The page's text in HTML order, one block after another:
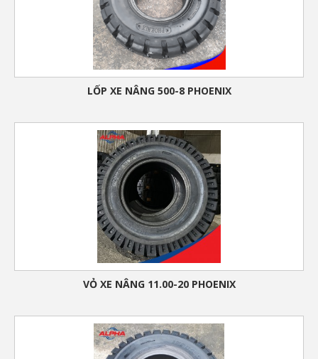
LỐP XE NÂNG 500-8 PHOENIX
VỎ XE NÂNG 11.00-20 PHOENIX